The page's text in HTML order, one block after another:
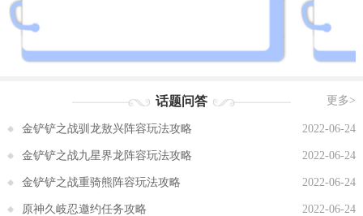
更多>
话题问答
2022-06-24
金铲铲之战驯龙敖兴阵容玩法攻略
2022-06-24
金铲铲之战九星界龙阵容玩法攻略
2022-06-24
金铲铲之战重骑熊阵容玩法攻略
2022-06-24
原神久岐忍邀约任务攻略